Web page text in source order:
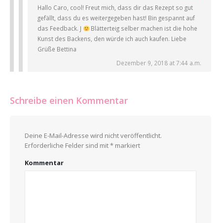
Hallo Caro, cool! Freut mich, dass dir das Rezept so gut
gefällt, dass du es weitergegeben hast! Bin gespannt auf
das Feedback. J
Blätterteig selber machen ist die hohe
Kunst des Backens, den würde ich auch kaufen. Liebe
Grüße Bettina
Dezember 9, 2018 at 7:44 a.m.
Schreibe einen Kommentar
Deine E-Mail-Adresse wird nicht veröffentlicht.
Erforderliche Felder sind mit* markiert
Kommentar